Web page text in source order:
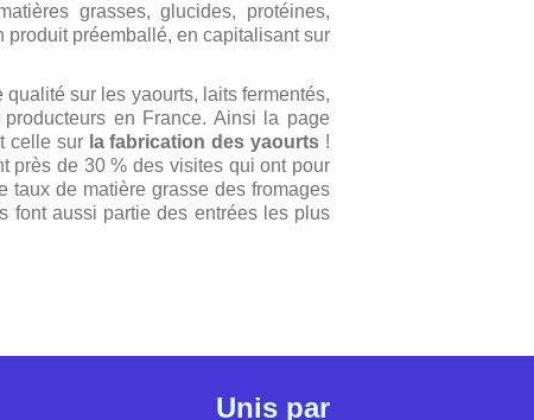
grasses, glucides, protéines,
produit préemballé, en capitalisant sur
sur les yaourts, laits fermentés,
en France. Ainsi la page
celle sur la fabrication des yaourts !
près de 30 % des visites qui ont pour
taux de matière grasse des fromages
font aussi partie des entrées les plus
Unis par